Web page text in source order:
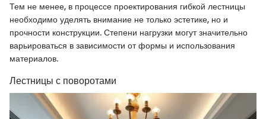
Тем не менее, в процессе проектирования гибкой лестницы
необходимо уделять внимание не только эстетике, но и
прочности конструкции. Степени нагрузки могут значительно
варьироваться в зависимости от формы и использования
материалов.
Лестницы с поворотами